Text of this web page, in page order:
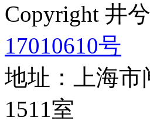
Copyright 井
17010610号
地址：上海市
1511室